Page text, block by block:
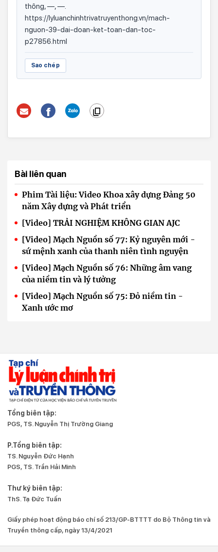
thông, —, —.
https://lyluanchinhtrivatruyenthong.vn/mach-
nguon-39-dai-doan-ket-toan-dan-toc-
p27856.html
Sao chép
Bài liên quan
Phim Tài liệu: Video Khoa xây dựng Đảng 50
năm Xây dựng và Phát triển
[Video] TRẢI NGHIỆM KHÔNG GIAN AJC
[Video] Mạch Nguồn số 77: Kỷ nguyên mới -
sứ mệnh xanh của thanh niên tình nguyện
[Video] Mạch Nguồn số 76: Những âm vang
của niềm tin và lý tưởng
[Video] Mạch Nguồn số 75: Đỏ niềm tin -
Xanh ước mơ
Tổng biên tập:
PGS, TS. Nguyễn Thị Trường Giang
P.Tổng biên tập:
TS. Nguyễn Đức Hạnh
PGS, TS. Trần Hải Minh
Thư ký biên tập:
ThS. Tạ Đức Tuấn
Giấy phép hoạt động báo chí số 213/GP-BTTTT do Bộ Thông tin và
Truyền thông cấp, ngày 13/4/2021